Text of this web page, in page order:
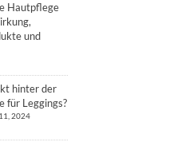
Hautpflege
und
hinter der
für Leggings?
2024